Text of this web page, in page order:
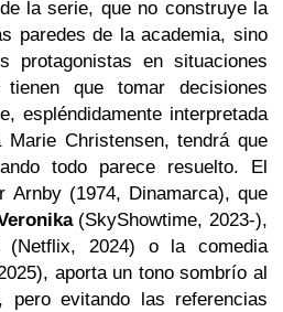
la serie, que no construye la
paredes de la academia, sino
protagonistas en situaciones
que tomar decisiones
espléndidamente interpretada
Marie Christensen,tendrá que
todo parece resuelto. El
Arnby (1974, Dinamarca), que
(SkyShowtime, 2023-),
(Netflix, 2024) o la comedia
aporta un tono sombrío al
pero evitando las referencias